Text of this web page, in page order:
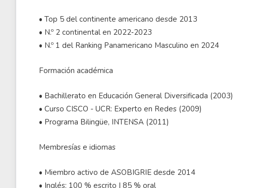
• Top 5 del continente americano desde 2013
• N.º 2 continental en 2022‑2023
• N.º 1 del Ranking Panamericano Masculino en 2024
Formación académica
• Bachillerato en Educación General Diversificada (2003)
• Curso CISCO - UCR: Experto en Redes (2009)
• Programa Bilingüe, INTENSA (2011)
Membresías e idiomas
• Miembro activo de ASOBIGRIE desde 2014
• Inglés: 100 % escrito | 85 % oral